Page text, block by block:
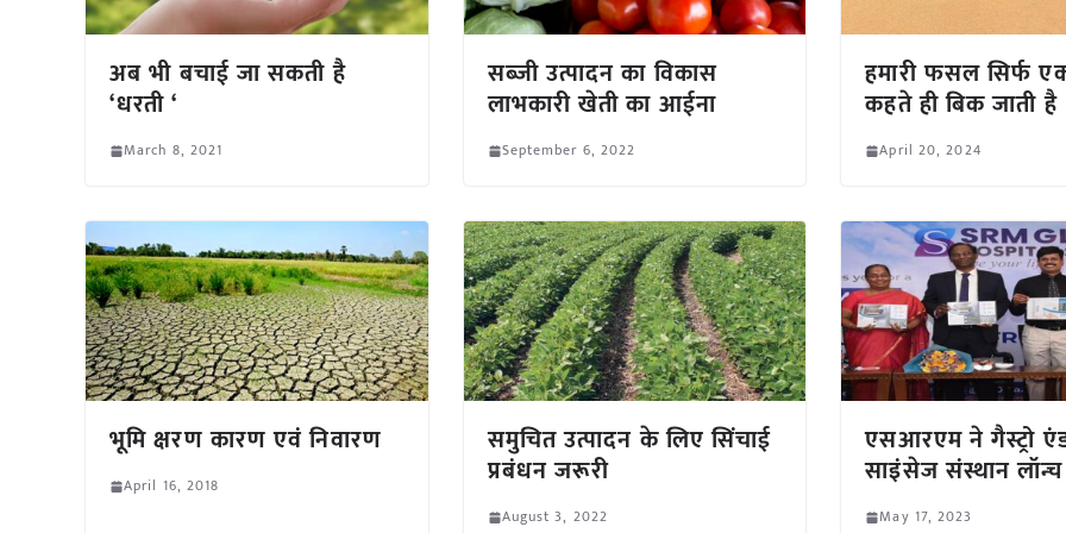
अब भी बचाई जा सकती है
‘धरती ‘
March 8, 2021
सब्जी उत्पादन का विकास
लाभकारी खेती का आईना
September 6, 2022
हमारी फसल सिर्फ
कहते ही बिक जाती है
April 20, 2024
भूमि क्षरण कारण एवं निवारण
April 16, 2018
समुचित उत्पादन के लिए सिंचाई
प्रबंधन जरूरी
August 3, 2022
एसआरएम ने गैस्ट्रो
साइंसेज संस्थान
May 17, 2023